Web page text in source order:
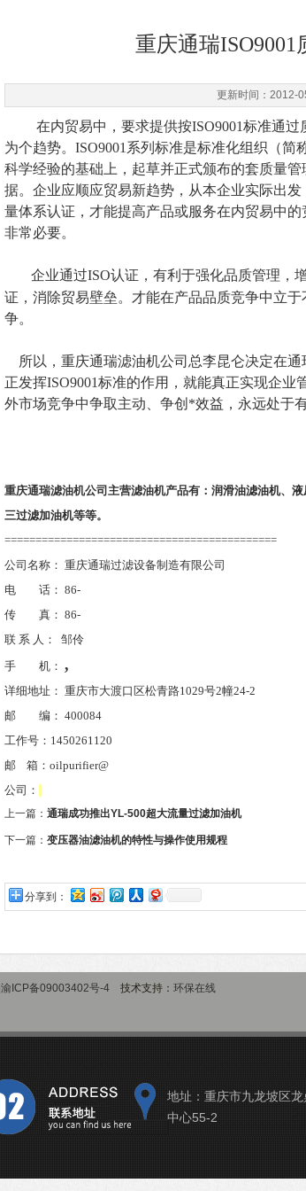
重庆通瑞
更新时间：2012-
在内贸易中，要求提供按ISO9001标准通过
为个趋势。ISO9001系列标准是标准化组织（
科学经验的基础上，起草并正式颁布的套质量
据。企业应顺应贸易新趋势，从本企业实际出
量体系认证，才能提高产品或服务在内贸易中
非常必要。
企业通过ISO认证，有利于强化品质管理，
证，消除贸易壁垒。 才能在产品品质竞争中立
争。
所以，重庆通瑞滤油机公司总李昆仑决定在
正发挥ISO9001标准的作用，就能真正实现企
外市场竞争中争取主动、争创*效益，永远处于
重庆通瑞滤油机公司主营滤油机产品有： 润滑油滤油机、 液
三过滤加油机等等。
============================================
公司名称： 重庆通瑞过滤设备制造有限公司
电 话： 86-
传 真： 86-
联 系 人：
邹伶
手 机： ,
详细地址： 重庆市大渡口区松青路1029号2幢24-2
邮 编： 400084
工作号： 1450261120
邮
箱： oilpurifier@
公司：
上一篇： 通瑞成功推出YL-500超大流量过滤加油机
下一篇： 变压器油滤油机的特性与操作使用规程
分享到：
渝ICP备09003402号-4 技术支持： 环保在线
地址：重庆市九龙坡区龙
中心55-2